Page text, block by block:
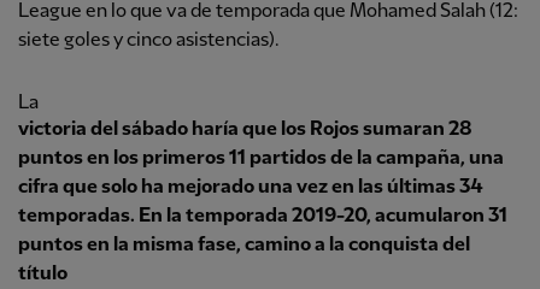
League en lo que va de temporada que Mohamed Salah (12:
siete goles y cinco asistencias).
La
victoria del sábado haría que los Rojos sumaran 28
puntos en los primeros 11 partidos de la campaña, una
cifra que solo ha mejorado una vez en las últimas 34
temporadas. En la temporada 2019-20, acumularon 31
puntos en la misma fase, camino a la conquista del
título